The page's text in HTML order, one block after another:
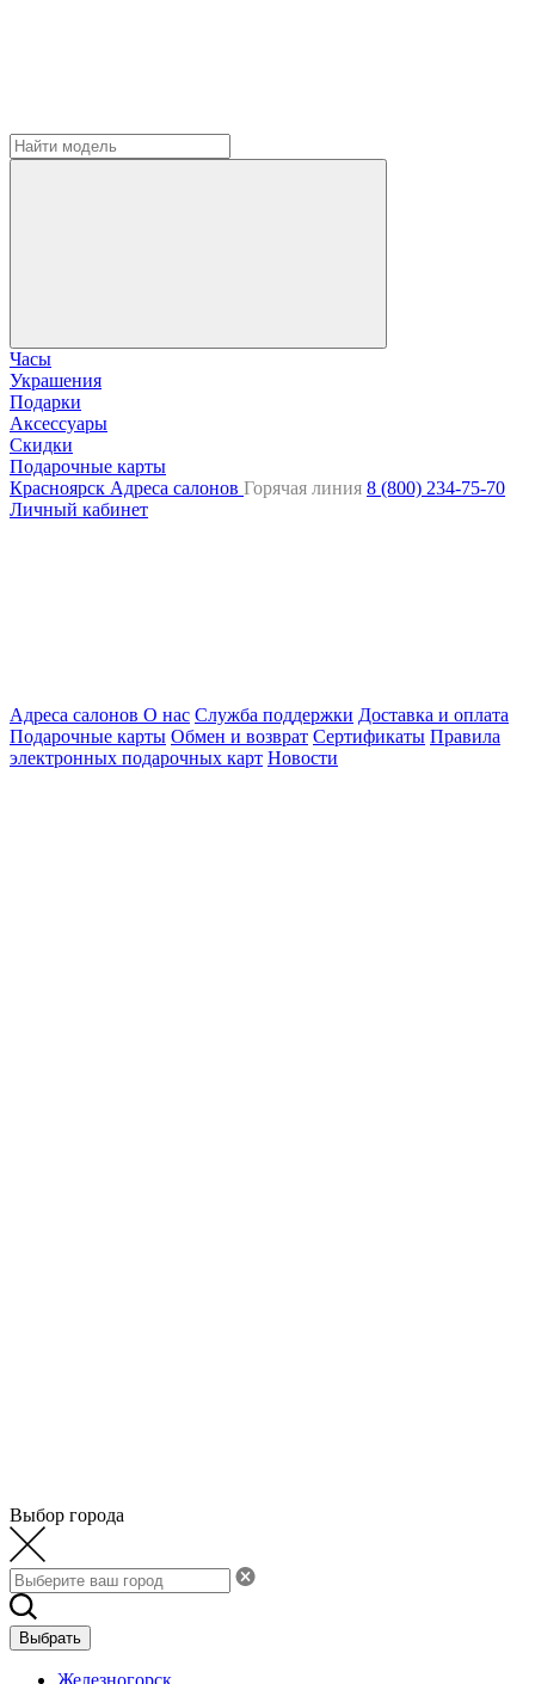
Часы
Украшения
Подарки
Аксессуары
Скидки
Подарочные карты
Красноярск Адреса салонов Горячая линия 8 (800) 234-75-70
Личный кабинет
Адреса салонов О нас Служба поддержки Доставка и оплата
Подарочные карты Обмен и возврат Сертификаты Правила
электронных подарочных карт Новости
Выбор города
Выбрать
Железногорск